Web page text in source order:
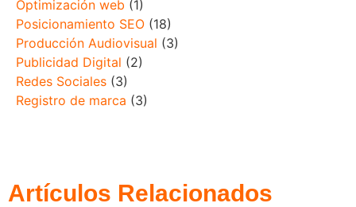
Optimización web (1)
Posicionamiento SEO (18)
Producción Audiovisual (3)
Publicidad Digital (2)
Redes Sociales (3)
Registro de marca (3)
Artículos Relacionados